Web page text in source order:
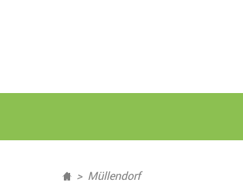
Müllendorf